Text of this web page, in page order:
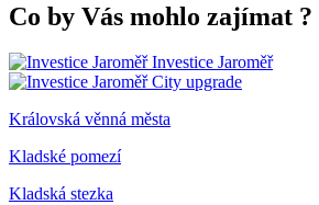
Co by Vás mohlo zajímat ?
Investice Jaroměř
City upgrade
Královská věnná města
Kladské pomezí
Kladská stezka